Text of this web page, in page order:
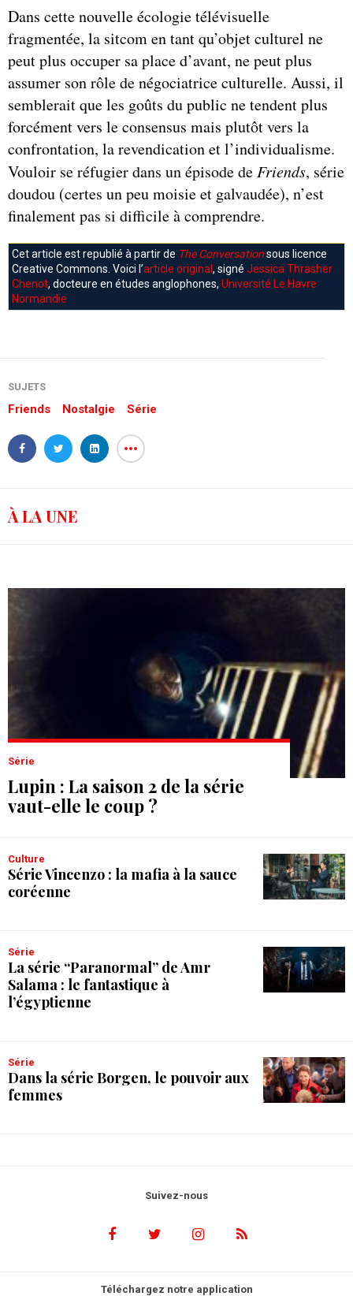
Dans cette nouvelle écologie télévisuelle
fragmentée, la sitcom en tant qu’objet culturel ne
peut plus occuper sa place d’avant, ne peut plus
assumer son rôle de négociatrice culturelle. Aussi, il
semblerait que les goûts du public ne tendent plus
forcément vers le consensus mais plutôt vers la
confrontation, la revendication et l’individualisme.
Vouloir se réfugier dans un épisode de Friends, série
doudou (certes un peu moisie et galvaudée), n’est
finalement pas si difficile à comprendre.
Cet article est republié à partir de The Conversationsous licence
Creative Commons. Voici l’article original , signé Jessica Thrasher
Chenot, docteure en études anglophones, Université Le Havre
Normandie
SUJETS
Friends Nostalgie Série
À LA UNE
Série
Lupin : La saison 2 de la série
vaut-elle le coup ?
Culture
Série Vincenzo : la mafia à la sauce
coréenne
Série
La série “Paranormal” de Amr
Salama : le fantastique à
l’égyptienne
Série
Dans la série Borgen, le pouvoir aux
femmes
Suivez-nous
Téléchargez notre application